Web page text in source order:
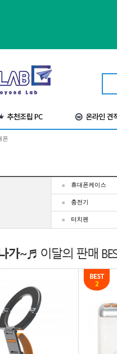
폰
휴대폰케이스
충전기
터치펜